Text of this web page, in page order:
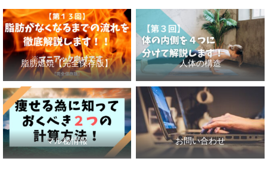
脂肪燃焼【完全保存版】 人体の構造
マル秘情報 お問い合わせ